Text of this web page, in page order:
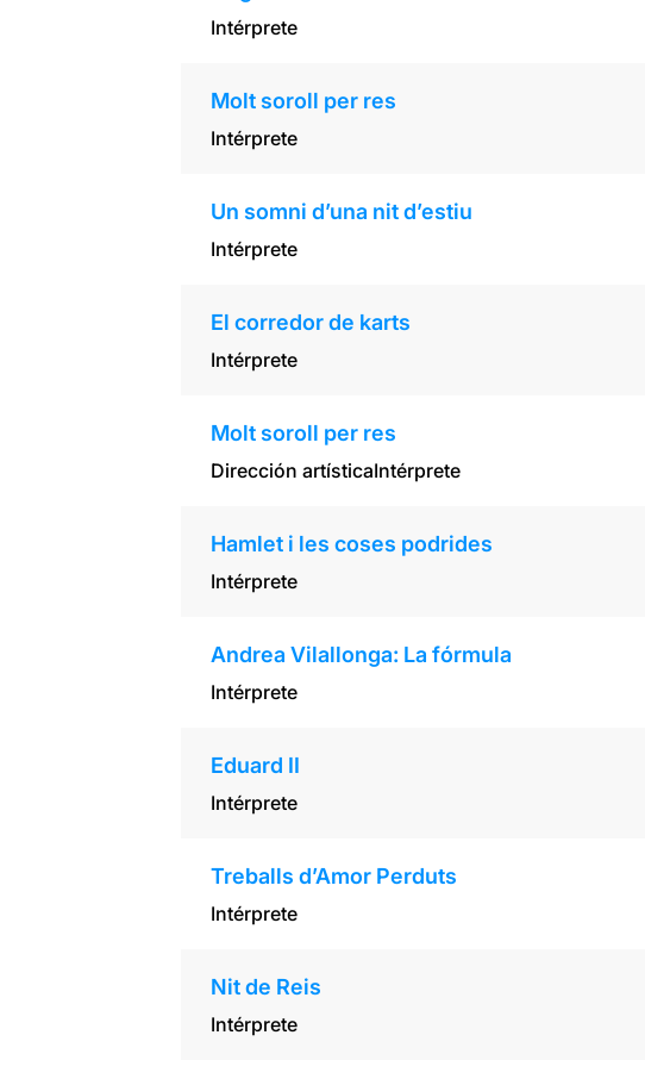
Intérprete
Molt soroll per res
Intérprete
Un somni d’una nit d’estiu
Intérprete
El corredor de karts
Intérprete
Molt soroll per res
Dirección artísticaIntérprete
Hamlet i les coses podrides
Intérprete
Andrea Vilallonga: La fórmula
Intérprete
Eduard II
Intérprete
Treballs d’Amor Perduts
Intérprete
Nit de Reis
Intérprete